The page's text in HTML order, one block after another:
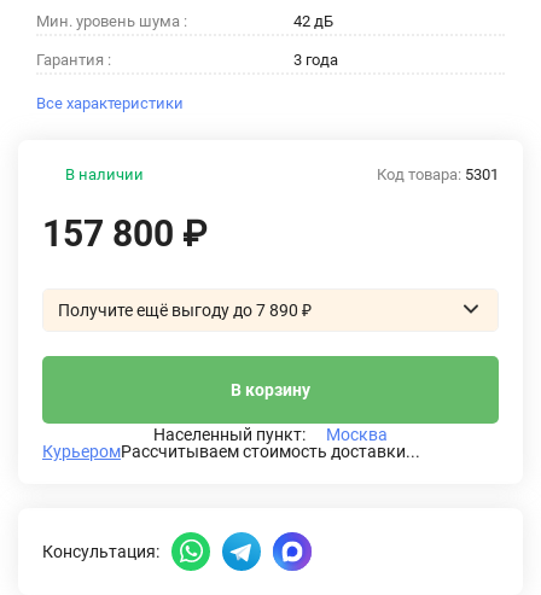
Мин. уровень шума : 42 дБ
Гарантия : 3 года
Все характеристики
Код товара: 5301
В наличии
157 800 ₽
Получите ещё выгоду до 7 890 ₽
В корзину
Населенный пункт:
Москва
КурьеромРассчитываем стоимость доставки...
Консультация: